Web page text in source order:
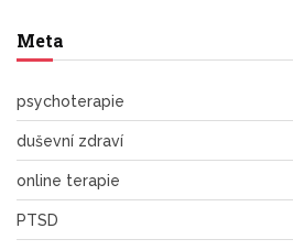
Meta
psychoterapie
duševní zdraví
online terapie
PTSD